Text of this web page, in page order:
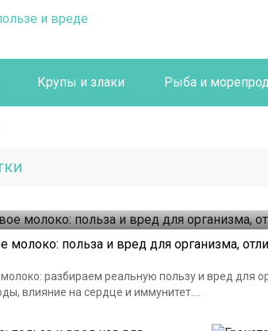
Крупы и злаки Рыба и
молоко: польза и вред для организма,
разбираем реальную пользу и вред для
влияние на сердце и иммунитет....